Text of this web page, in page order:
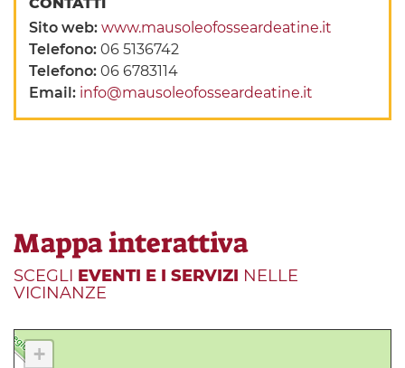
CONTATTI
Sito web:www.mausoleofosseardeatine.it
Telefono:06 5136742
Telefono:06 6783114
Email: info@mausoleofosseardeatine.it
Mappa interattiva
SCEGLI EVENTI E I SERVIZI NELLE
VICINANZE
+